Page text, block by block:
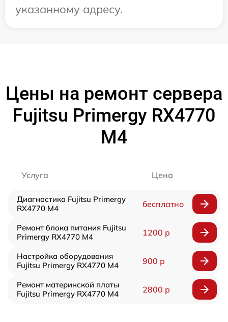
указанному адресу.
Цены на ремонт сервера
Fujitsu Primergy RX4770
M4
Услуга Цена
Диагностика Fujitsu Primergy
RX4770 M4
бесплатно
Ремонт блока питания Fujitsu
Primergy RX4770 M4
1200 р
Настройка оборудования
Fujitsu Primergy RX4770 M4
900 р
Ремонт материнской платы
Fujitsu Primergy RX4770 M4
2800 р